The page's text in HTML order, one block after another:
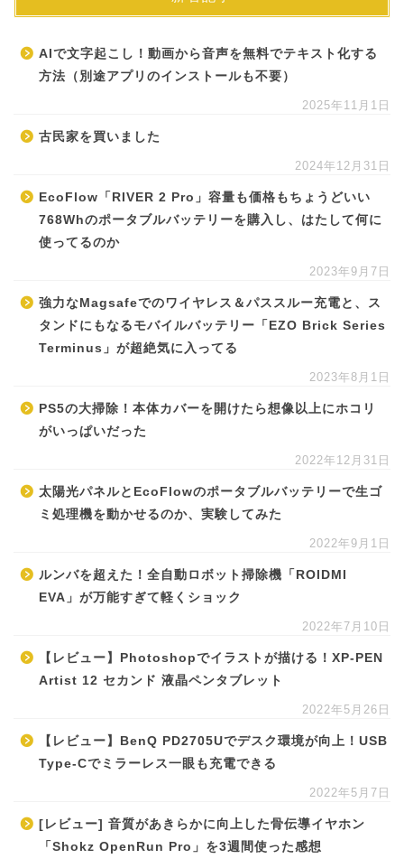
AIで文字起こし！動画から音声を無料でテキスト化する
方法（別途アプリのインストールも不要）
2025年11月1日
古民家を買いました
2024年12月31日
EcoFlow「RIVER 2 Pro」容量も価格もちょうどいい
768Whのポータブルバッテリーを購入し、はたして何に
使ってるのか
2023年9月7日
強力なMagsafeでのワイヤレス＆パススルー充電と、ス
タンドにもなるモバイルバッテリー「EZO Brick Series
Terminus」が超絶気に入ってる
2023年8月1日
PS5の大掃除！本体カバーを開けたら想像以上にホコリ
がいっぱいだった
2022年12月31日
太陽光パネルとEcoFlowのポータブルバッテリーで生ゴ
ミ処理機を動かせるのか、実験してみた
2022年9月1日
ルンバを超えた！全自動ロボット掃除機「ROIDMI
EVA」が万能すぎて軽くショック
2022年7月10日
【レビュー】Photoshopでイラストが描ける！XP-PEN
Artist 12 セカンド 液晶ペンタブレット
2022年5月26日
【レビュー】BenQ PD2705Uでデスク環境が向上！USB
Type-Cでミラーレス一眼も充電できる
2022年5月7日
[レビュー] 音質があきらかに向上した骨伝導イヤホン
「Shokz OpenRun Pro」を3週間使った感想